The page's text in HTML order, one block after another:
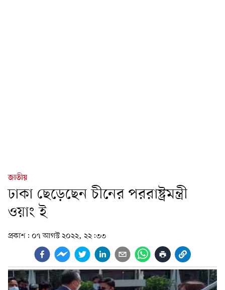
জাতীয়
ঢাকা ছেড়েছেন চীনের পররাষ্ট্রমন্ত্রী
ওয়াং ই
প্রকাশ: ০৭ আগস্ট ২০২২, ২২:৩৩